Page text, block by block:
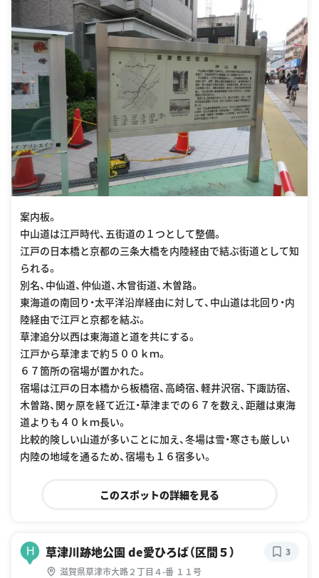
案内板。
中山道は江戸時代、五街道の１つとして整備。
江戸の日本橋と京都の三条大橋を内陸経由で結ぶ街道として知
られる。
別名、中仙道、仲仙道、木曾街道、木曽路。
東海道の南回り・太平洋沿岸経由に対して、中山道は北回り・内
陸経由で江戸と京都を結ぶ。
草津追分以西は東海道と道を共にする。
江戸から草津まで約５００ｋｍ。
６７箇所の宿場が置かれた。
宿場は江戸の日本橋から板橋宿、高崎宿、軽井沢宿、下諏訪宿、
木曽路、関ヶ原を経て近江・草津までの６７を数え、距離は東海
道よりも４０ｋｍ長い。
比較的険しい山道が多いことに加え、冬場は雪・寒さも厳しい
内陸の地域を通るため、宿場も１６宿多い。
このスポットの詳細を見る
H 草津川跡地公園 de愛ひろば（区間５）
滋賀県草津市大路２丁目４-番 １１号
3